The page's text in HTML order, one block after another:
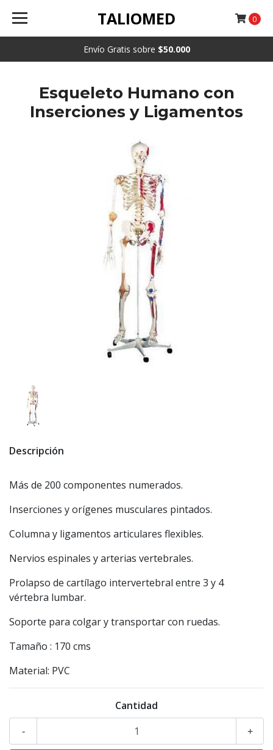
Envío Gratis sobre $50.000
TALIOMED 0
Esqueleto Humano con
Inserciones y Ligamentos
Descripción
Más de 200 componentes numerados.
Inserciones y orígenes musculares pintados.
Columna y ligamentos articulares flexibles.
Nervios espinales y arterias vertebrales.
Prolapso de cartílago intervertebral entre 3 y 4
vértebra lumbar.
Soporte para colgar y transportar con ruedas.
Tamaño : 170 cms
Material: PVC
Cantidad
+
-